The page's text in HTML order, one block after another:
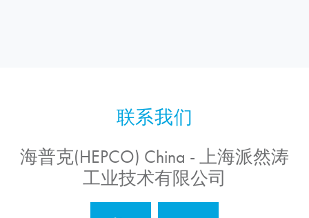
海普克(HEPCO) China - 上海派然涛
工业技术有限公司